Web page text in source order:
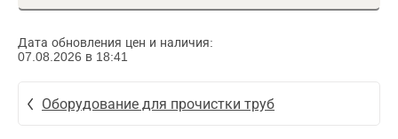
Дата обновления цен и наличия:
07.08.2026 в 18:41
Оборудование для прочистки труб